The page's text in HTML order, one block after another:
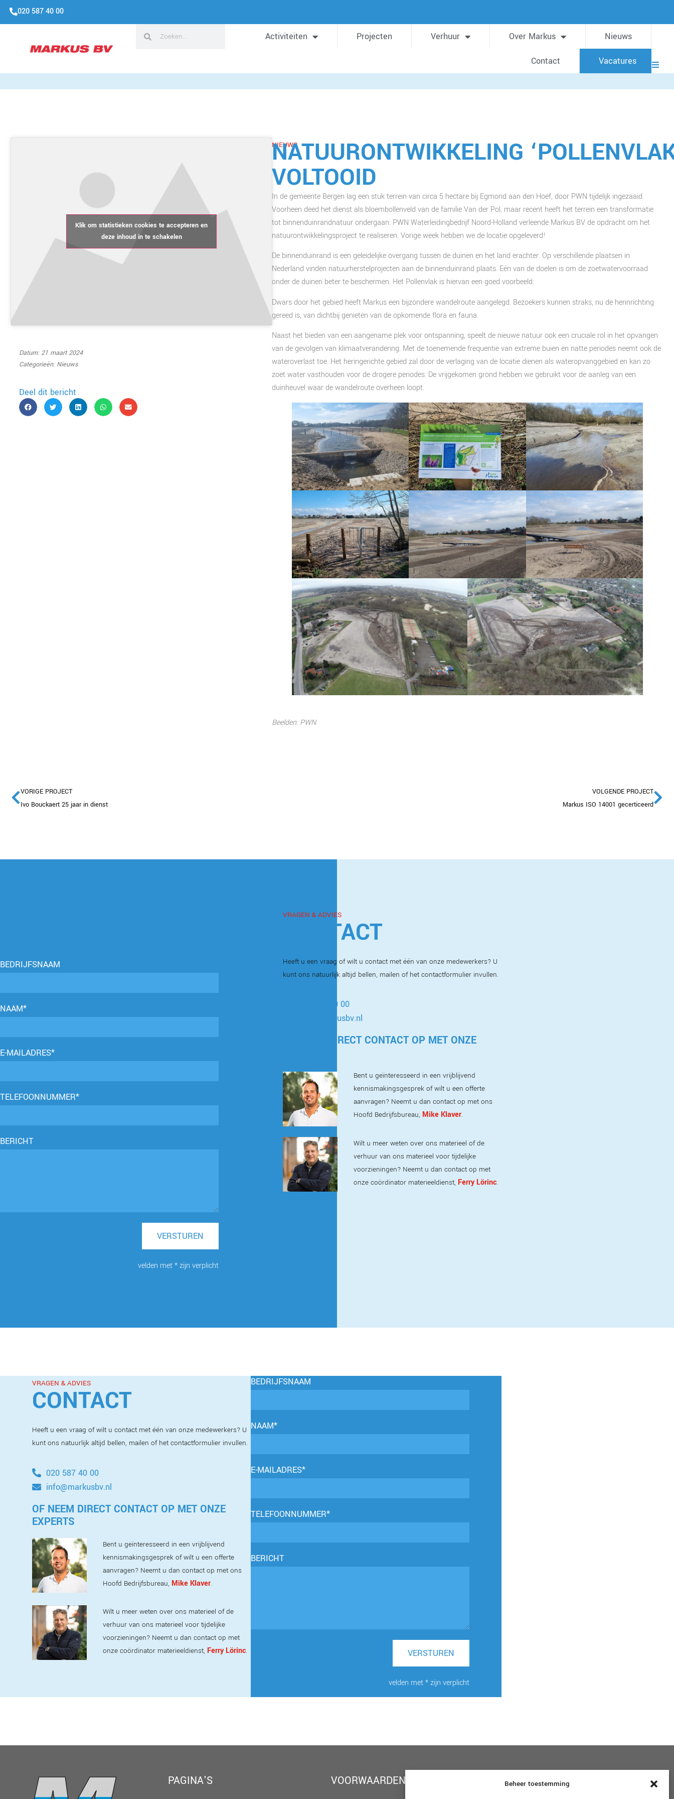
Beheer toestemming
020 587 40 00
Activiteiten Projecten Verhuur Over Markus Nieuws
Contact Vacatures
Klik om statistieken cookies te accepteren en
deze inhoud in te schakelen
Datum: 21 maart 2024
Categorieën: Nieuws
Deel dit bericht
NIEUWS
NATUURONTWIKKELING
VOLTOOID
In de gemeente Bergen lag een stuk terrein van circa 5 hectare bij Egmond aan den Hoef, door PWN tijdelijk ingezaaid.
Voorheen deed het dienst als bloembollenveld van de familie Van der Pol, maar recent heeft het terrein een transformatie
tot binnenduinrandnatuur ondergaan. PWN Waterleidingbedrijf Noord-Holland verleende Markus BV de opdracht om het
natuurontwikkelingsproject te realiseren. Vorige week hebben we de locatie opgeleverd!
De binnenduinrand is een geleidelijke overgang tussen de duinen en het land erachter. Op verschillende plaatsen in
Nederland vinden natuurherstelprojecten aan de binnenduinrand plaats. Eén van de doelen is om de zoetwatervoorraad
onder de duinen beter te beschermen. Het Pollenvlak is hiervan een goed voorbeeld.
Dwars door het gebied heeft Markus een bijzondere wandelroute aangelegd. Bezoekers kunnen straks, nu de herinrichting
gereed is, van dichtbij genieten van de opkomende flora en fauna.
Naast het bieden van een aangename plek voor ontspanning, speelt de nieuwe natuur ook een cruciale rol in het opvangen
van de gevolgen van klimaatverandering. Met de toenemende frequentie van extreme buien en natte periodes neemt ook de
wateroverlast toe. Het heringerichte gebied zal door de verlaging van de locatie dienen als wateropvanggebied en kan zo
zoet water vasthouden voor de drogere periodes. De vrijgekomen grond hebben we gebruikt voor de aanleg van een
duinheuvel waar de wandelroute overheen loopt.
Beelden: PWN
VORIGE PROJECT
Ivo Bouckaert 25 jaar in dienst
VOLGENDE PROJECT
Markus ISO 14001 gecerticeerd
BEDRIJFSNAAM
NAAM*
E-MAILADRES*
TELEFOONNUMMER*
BERICHT
VERSTUREN
velden met * zijn verplicht
VRAGEN & ADVIES
CONTACT
Heeft u een vraag of wilt u contact met één van onze medewerkers? U
kunt ons natuurlijk altijd bellen, mailen of het contactformulier invullen.
020 587 40 00
info@markusbv.nl
OF NEEM DIRECT CONTACT OP MET ONZE
Bent u geïnteresseerd in een vrijblijvend
kennismakingsgesprek of wilt u een offerte
aanvragen? Neemt u dan contact op met ons
Hoofd Bedrijfsbureau, Mike Klaver.
Wilt u meer weten over ons materieel of de
verhuur van ons materieel voor tijdelijke
voorzieningen? Neemt u dan contact op met
onze coördinator materieeldienst, Ferry Lörinc.
VRAGEN & ADVIES
CONTACT
Heeft u een vraag of wilt u contact met één van onze medewerkers? U
kunt ons natuurlijk altijd bellen, mailen of het contactformulier invullen.
020 587 40 00
info@markusbv.nl
OF NEEM DIRECT CONTACT OP MET ONZE
EXPERTS
Bent u geïnteresseerd in een vrijblijvend
kennismakingsgesprek of wilt u een offerte
aanvragen? Neemt u dan contact op met ons
Hoofd Bedrijfsbureau, Mike Klaver.
Wilt u meer weten over ons materieel of de
verhuur van ons materieel voor tijdelijke
voorzieningen? Neemt u dan contact op met
onze coördinator materieeldienst, Ferry Lörinc.
BEDRIJFSNAAM
NAAM*
E-MAILADRES*
TELEFOONNUMMER*
BERICHT
VERSTUREN
velden met * zijn verplicht
PAGINA'S VOORWAARDEN VOLG ONS